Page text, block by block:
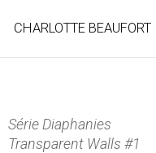
CHARLOTTE BEAUFORT
Série Diaphanies
Transparent Walls #1